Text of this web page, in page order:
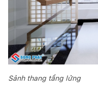
Sảnh thang tầng lửng